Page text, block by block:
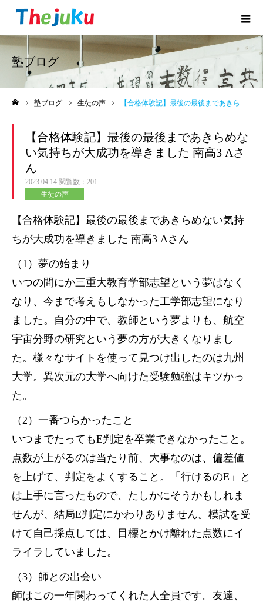
塾ブログ
塾ブログ 生徒の声 【合格体験記】最後の最後まであきらめない気持ちが大成功を導きました 南高3 Aさん
【合格体験記】最後の最後まであきらめな
い気持ちが大成功を導きました 南高3 Aさ
ん
2023.04.14 閲覧数：201
生徒の声
【合格体験記】最後の最後まであきらめない気持
ちが大成功を導きました 南高3 Aさん
（1）夢の始まり
いつの間にか三重大教育学部志望という夢はなく
なり、今まで考えもしなかった工学部志望になり
ました。自分の中で、教師という夢よりも、航空
宇宙分野の研究という夢の方が大きくなりまし
た。様々なサイトを使って見つけ出したのは九州
大学。異次元の大学へ向けた受験勉強はキツかっ
た。
（2）一番つらかったこと
いつまでたってもE判定を卒業できなかったこと。
点数が上がるのは当たり前、大事なのは、偏差値
を上げて、判定をよくすること。「行けるのE」と
は上手に言ったもので、たしかにそうかもしれま
せんが、結局E判定にかわりありません。模試を受
けて自己採点しては、目標とかけ離れた点数にイ
ライラしていました。
（3）師との出会い
師はこの一年関わってくれた人全員です。友達、